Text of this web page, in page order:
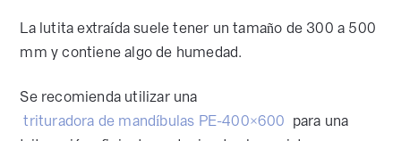
La lutita extraída suele tener un tamaño de 300 a 500
mm y contiene algo de humedad.
Se recomienda utilizar una
trituradora de mandíbulas PE-400×600 para una